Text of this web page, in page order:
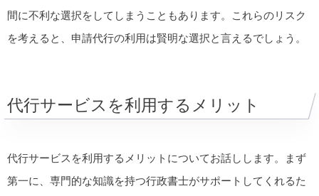
間に不利な選択をしてしまうこともあります。これらのリスク
を考えると、申請代行の利用は賢明な選択と言えるでしょう。
代行サービスを利用するメリット
代行サービスを利用するメリットについてお話しします。まず
第一に、専門的な知識を持つ行政書士がサポートしてくれるた